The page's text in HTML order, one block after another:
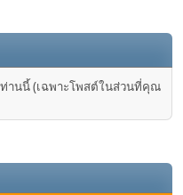
นนี้ (เฉพาะโพสต์ในส่วนที่คุณ